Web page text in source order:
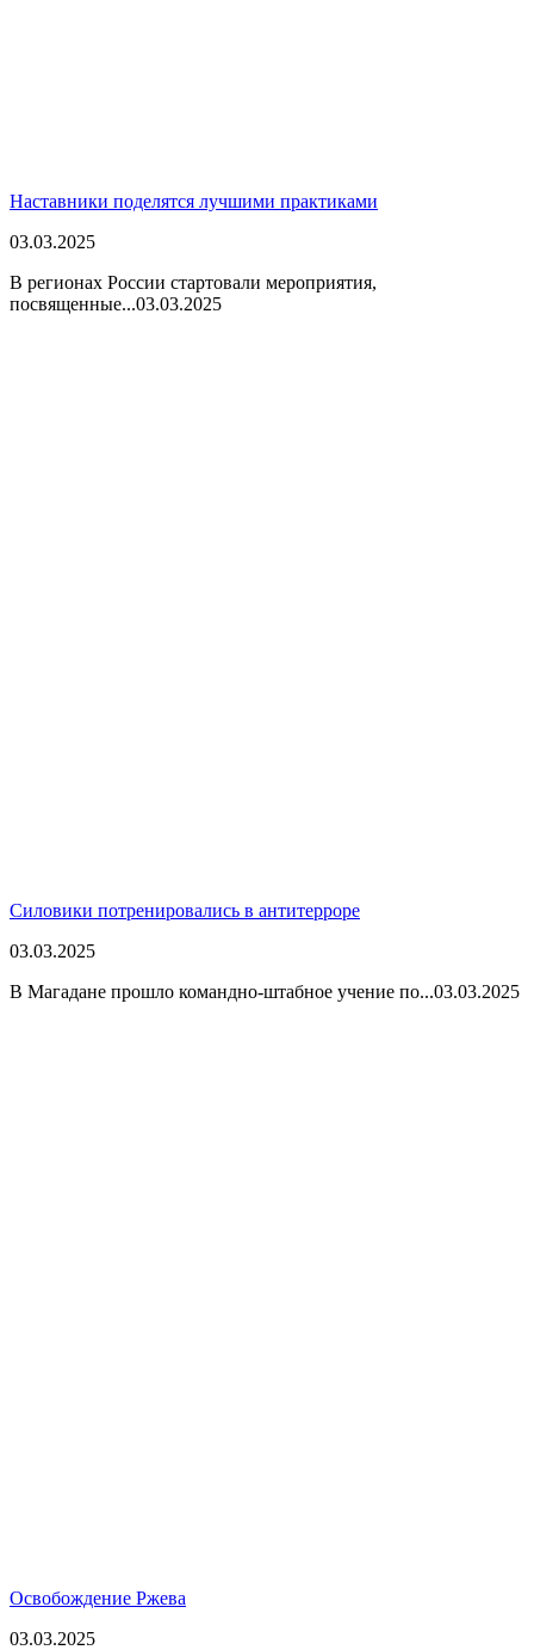
Наставники поделятся лучшими практиками
03.03.2025
В регионах России стартовали мероприятия,
посвященные...03.03.2025
Силовики потренировались в антитерроре
03.03.2025
В Магадане прошло командно-штабное учение по...03.03.2025
Освобождение Ржева
03.03.2025